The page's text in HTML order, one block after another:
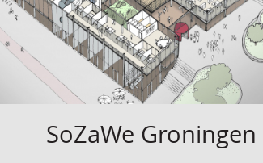
SoZaWe Groningen